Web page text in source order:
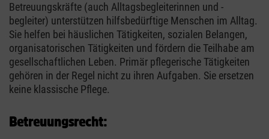
Betreuungskräfte (auch Alltagsbegleiterinnen und -
begleiter) unterstützen hilfsbedürftige Menschen im Alltag.
Sie helfen bei häuslichen Tätigkeiten, sozialen Belangen,
organisatorischen Tätigkeiten und fördern die Teilhabe am
gesellschaftlichen Leben. Primär pflegerische Tätigkeiten
gehören in der Regel nicht zu ihren Aufgaben. Sie ersetzen
keine klassische Pflege.
Betreuungsrecht: